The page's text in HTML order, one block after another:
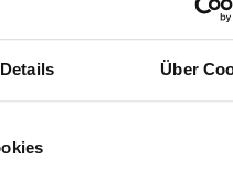
Details Über
Health.
M. (2016).
kontaktieren Sie